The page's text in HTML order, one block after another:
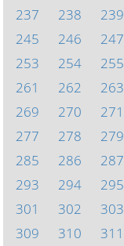
237
238 239
245
246 247
253
254 255
261
262 263
269
270 271
277
278 279
285
286 287
293
294 295
301
302 303
309
310 311